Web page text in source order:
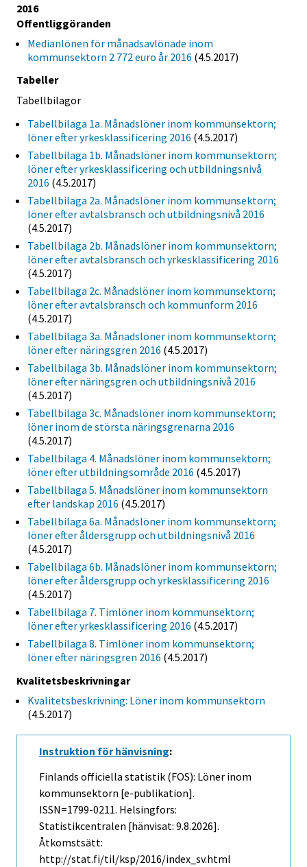
2016
Offentliggöranden
Medianlönen för månadsavlönade inom
kommunsektorn 2 772 euro år 2016 (4.5.2017)
Tabeller
Tabellbilagor
Tabellbilaga 1a. Månadslöner inom kommunsektorn;
löner efter yrkesklassificering 2016 (4.5.2017)
Tabellbilaga 1b. Månadslöner inom kommunsektorn;
löner efter yrkesklassificering och utbildningsnivå
2016 (4.5.2017)
Tabellbilaga 2a. Månadslöner inom kommunsektorn;
löner efter avtalsbransch och utbildningsnivå 2016
(4.5.2017)
Tabellbilaga 2b. Månadslöner inom kommunsektorn;
löner efter avtalsbransch och yrkesklassificering 2016
(4.5.2017)
Tabellbilaga 2c. Månadslöner inom kommunsektorn;
löner efter avtalsbransch och kommunform 2016
(4.5.2017)
Tabellbilaga 3a. Månadslöner inom kommunsektorn;
löner efter näringsgren 2016 (4.5.2017)
Tabellbilaga 3b. Månadslöner inom kommunsektorn;
löner efter näringsgren och utbildningsnivå 2016
(4.5.2017)
Tabellbilaga 3c. Månadslöner inom kommunsektorn;
löner inom de största näringsgrenarna 2016
(4.5.2017)
Tabellbilaga 4. Månadslöner inom kommunsektorn;
löner efter utbildningsområde 2016 (4.5.2017)
Tabellbilaga 5. Månadslöner inom kommunsektorn
efter landskap 2016 (4.5.2017)
Tabellbilaga 6a. Månadslöner inom kommunsektorn;
löner efter åldersgrupp och utbildningsnivå 2016
(4.5.2017)
Tabellbilaga 6b. Månadslöner inom kommunsektorn;
löner efter åldersgrupp och yrkesklassificering 2016
(4.5.2017)
Tabellbilaga 7. Timlöner inom kommunsektorn;
löner efter yrkesklassificering 2016 (4.5.2017)
Tabellbilaga 8. Timlöner inom kommunsektorn;
löner efter näringsgren 2016 (4.5.2017)
Kvalitetsbeskrivningar
Kvalitetsbeskrivning: Löner inom kommunsektorn
(4.5.2017)
Instruktion för hänvisning:
Finlands officiella statistik (FOS): Löner inom
kommunsektorn [e-publikation].
ISSN=1799-0211. Helsingfors:
Statistikcentralen [hänvisat: 9.8.2026].
Åtkomstsätt:
http://stat.fi/til/ksp/2016/index_sv.html